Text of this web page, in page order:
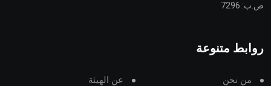
ص.ب: 7296
روابط متنوعة
من نحن عن الهيئة